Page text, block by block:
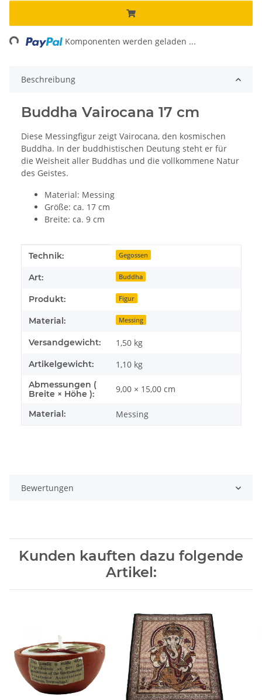
Komponenten werden geladen ...
Beschreibung
Buddha Vairocana 17 cm
Diese Messingfigur zeigt Vairocana, den kosmischen
Buddha. In der buddhistischen Deutung steht er für
die Weisheit aller Buddhas und die vollkommene Natur
des Geistes.
Material: Messing
Größe: ca. 17 cm
Breite: ca. 9 cm
Produkteigenschaft
Wert
Technik: Gegossen
Art: Buddha
Produkt: Figur
Material: Messing
Versandgewicht: 1,50 kg
Artikelgewicht: 1,10 kg
Abmessungen (
Breite × Höhe ):
9,00 × 15,00 cm
Material: Messing
Bewertungen
Kunden kauften dazu folgende
Artikel: